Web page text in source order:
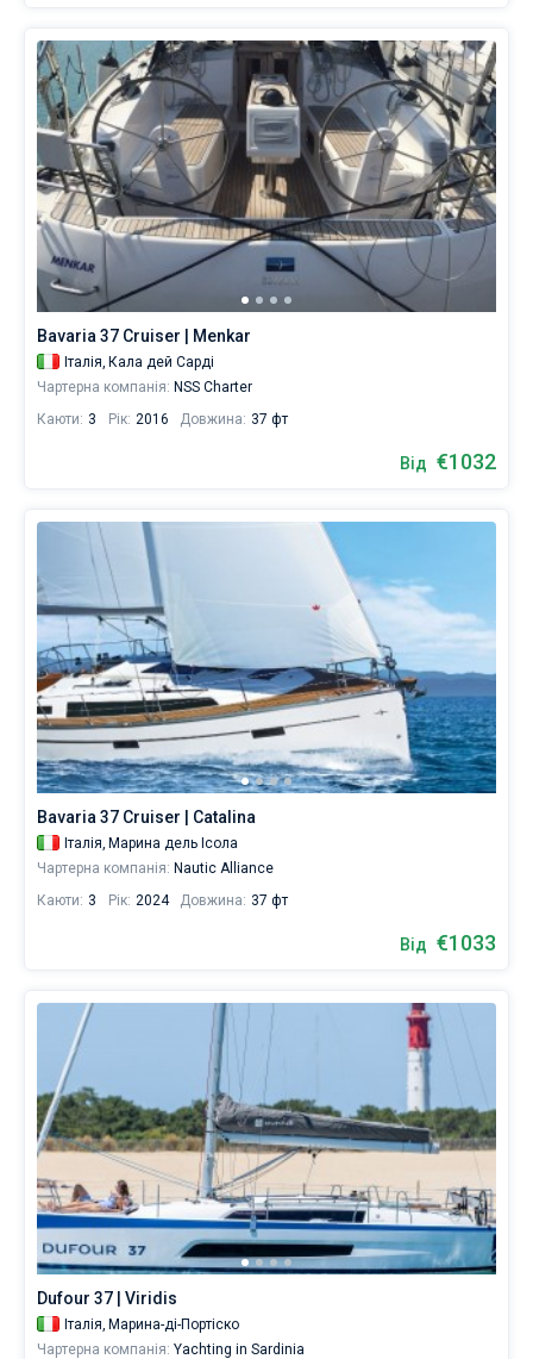
Bavaria 37 Cruiser | Menkar
Італія, Кала дей Сарді
Чартерна компанія: NSS Charter
Каюти: 3 Рік: 2016 Довжина: 37 фт
Від €1032
Bavaria 37 Cruiser | Catalina
Італія, Марина дель Ісола
Чартерна компанія: Nautic Alliance
Каюти: 3 Рік: 2024 Довжина: 37 фт
Від €1033
Dufour 37 | Viridis
Італія, Марина-ді-Портіско
Чартерна компанія: Yachting in Sardinia